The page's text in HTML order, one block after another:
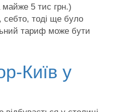
майже 5 тис грн.)
тоді ще було
тариф може бути
Київ у